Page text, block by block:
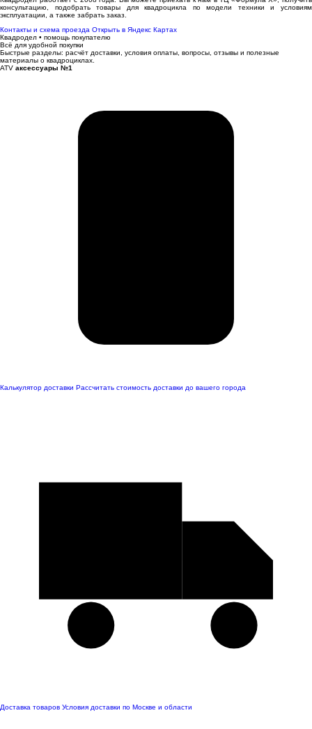
консультацию, подобрать товары для квадроцикла по модели техники и условиям
эксплуатации, а также забрать заказ.
Контакты и схема проезда Открыть в Яндекс Картах
Квадродел • помощь покупателю
Всё для удобной покупки
Быстрые разделы: расчёт доставки, условия оплаты, вопросы, отзывы и полезные
материалы о квадроциклах.
ATV аксессуары №1
Калькулятор доставки Рассчитать стоимость доставки до вашего города
Доставка товаров Условия доставки по Москве и области